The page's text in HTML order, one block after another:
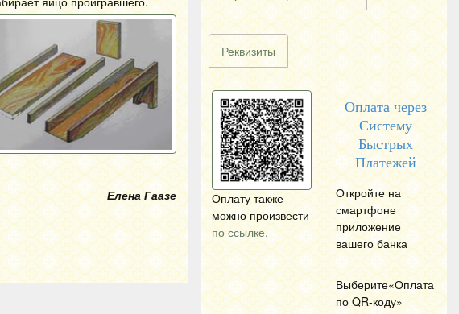
Елена Гаазе
Реквизиты
Оплату также
можно произвести
по ссылке.
Оплата через
Систему
Быстрых
Платежей
Откройте на
смартфоне
приложение
вашего банка
Выберите«Оплата
по QR-коду»